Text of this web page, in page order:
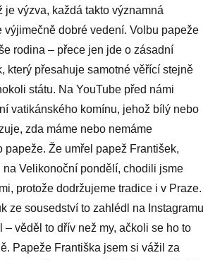
je výzva, každá takto významná
výjimečně dobré vedení. Volbu papeže
rodina – přece jen jde o zásadní
který přesahuje samotné věřící stejně
státu. Na YouTube před námi
vatikánského komínu, jehož bílý nebo
zda máme nebo nemáme
papeže. Že umřel papež František,
na Velikonoční pondělí, chodili jsme
protože dodržujeme tradice i v Praze.
ze sousedství to zahlédl na Instagramu
– věděl to dřív než my, ačkoli se ho to
Papeže Františka jsem si vážil za